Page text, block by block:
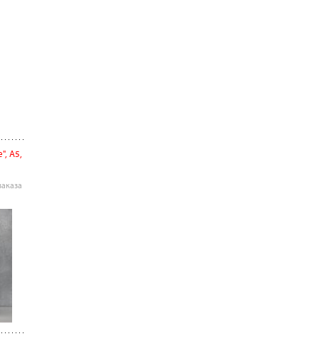
А5,